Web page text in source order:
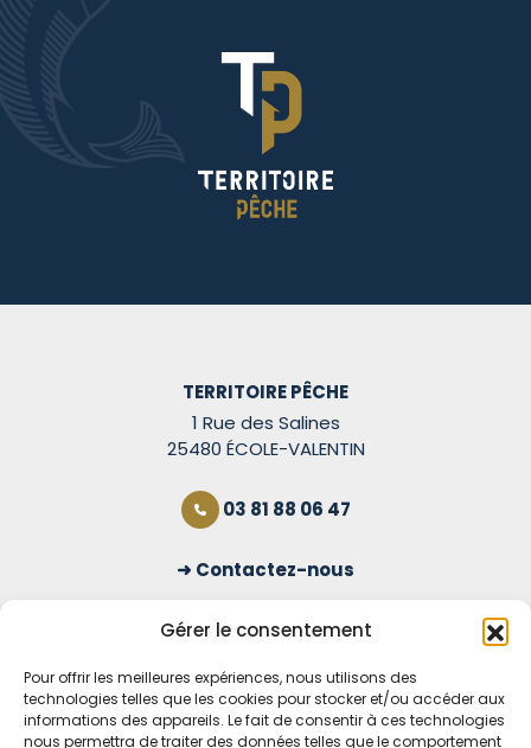
Gérer le consentement
Pour offrir les meilleures expériences, nous utilisons des
technologies telles que les cookies pour stocker et/ou accéder aux
informations des appareils. Le fait de consentir à ces technologies
nous permettra de traiter des données telles que le comportement
TERRITOIRE PÊCHE
1 Rue des Salines
25480 ÉCOLE-VALENTIN
03 81 88 06 47
Contactez-nous
OUVERT TOUS LES JOURS